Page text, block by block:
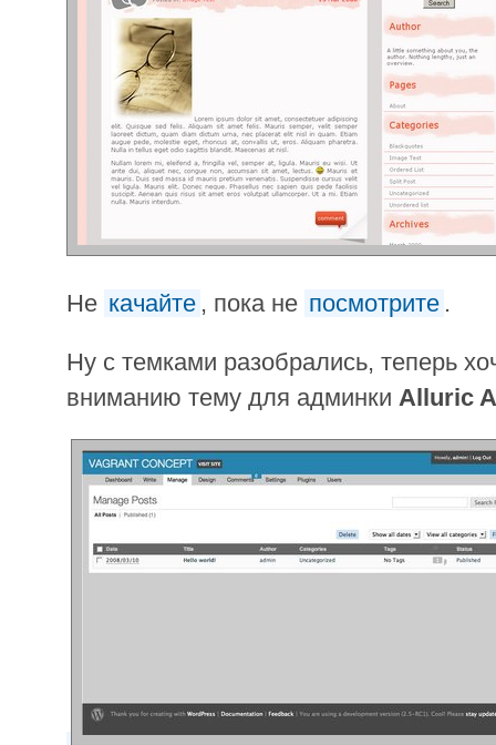
Не качайте , пока не посмотрите .
Ну с темками разобрались, теперь
вниманию тему для админки Alluric